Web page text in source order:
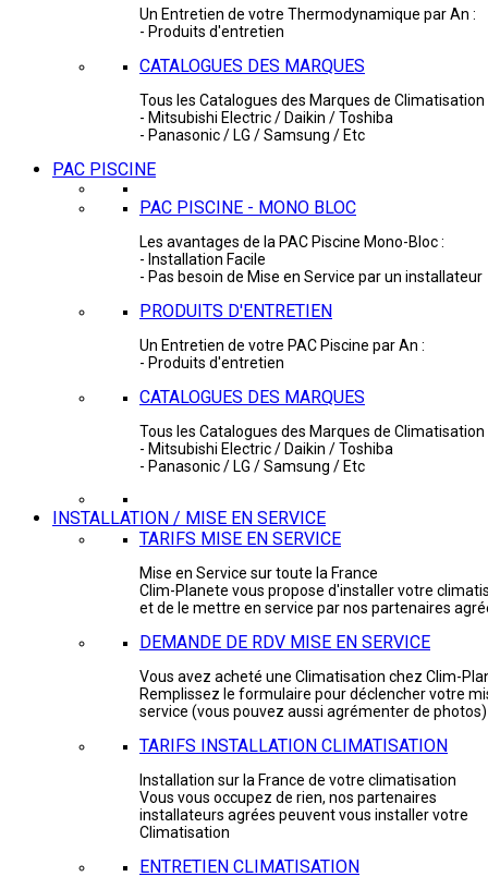
Un Entretien de votre Thermodynamique par An :
- Produits d'entretien
CATALOGUES DES MARQUES
Tous les Catalogues des Marques de Climatisation
- Mitsubishi Electric / Daikin / Toshiba
- Panasonic / LG / Samsung / Etc
PAC PISCINE
PAC PISCINE - MONO BLOC
Les avantages de la PAC Piscine Mono-Bloc :
- Installation Facile
- Pas besoin de Mise en Service par un installateur
PRODUITS D'ENTRETIEN
Un Entretien de votre PAC Piscine par An :
- Produits d'entretien
CATALOGUES DES MARQUES
Tous les Catalogues des Marques de Climatisation
- Mitsubishi Electric / Daikin / Toshiba
- Panasonic / LG / Samsung / Etc
INSTALLATION / MISE EN SERVICE
TARIFS MISE EN SERVICE
Mise en Service sur toute la France
Clim-Planete vous propose d'installer votre
et de le mettre en service par nos partenaires
DEMANDE DE RDV MISE EN SERVICE
Vous avez acheté une Climatisation chez Clim-
Remplissez le formulaire pour déclencher votre
service (vous pouvez aussi agrémenter de photos)
TARIFS INSTALLATION CLIMATISATION
Installation sur la France de votre climatisation
Vous vous occupez de rien, nos partenaires
installateurs agrées peuvent vous installer votre
Climatisation
ENTRETIEN CLIMATISATION